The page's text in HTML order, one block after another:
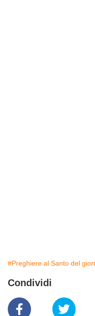
#Preghiere al Santo del
Condividi